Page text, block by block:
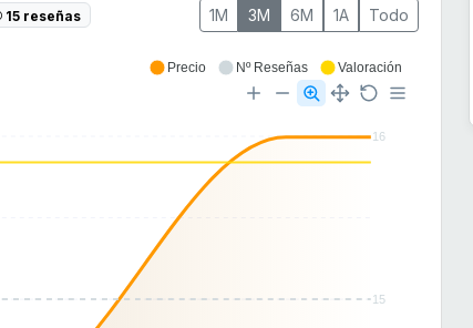
15 reseñas 1M 3M 6M 1A Todo
16
15
Precio Nº Reseñas Valoración